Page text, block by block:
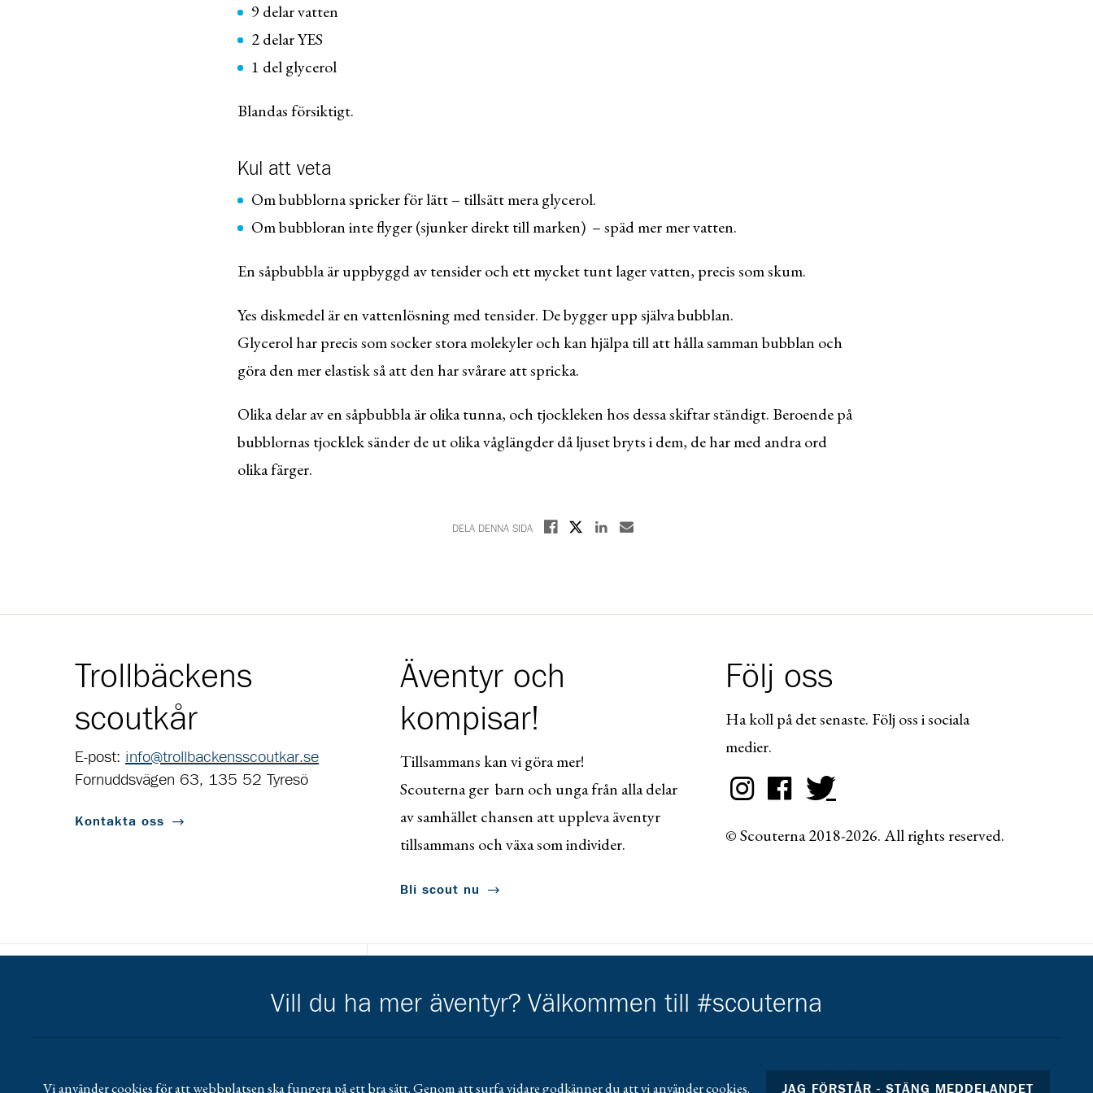
9 delar vatten
2 delar YES
1 del glycerol
Blandas försiktigt.
Kul att veta
Om bubblorna spricker för lätt – tillsätt mera glycerol.
Om bubbloran inte flyger (sjunker direkt till marken) – späd mer mer vatten.
En såpbubbla är uppbyggd av tensider och ett mycket tunt lager vatten, precis som skum.
Yes diskmedel är en vattenlösning med tensider. De bygger upp själva bubblan.
Glycerol har precis som socker stora molekyler och kan hjälpa till att hålla samman bubblan och
göra den mer elastisk så att den har svårare att spricka.
Olika delar av en såpbubbla är olika tunna, och tjockleken hos dessa skiftar ständigt. Beroende på
bubblornas tjocklek sänder de ut olika våglängder då ljuset bryts i dem, de har med andra ord
olika färger.
DELA DENNA SIDA Dela på Facebook
Dela på XDela på Linkedin
Dela med E-post
Trollbäckens
scoutkår
E-post: info@trollbackensscoutkar.se
Fornuddsvägen 63, 135 52 Tyresö
Kontakta oss
Äventyr och
kompisar!
Tillsammans kan vi göra mer!
Scouterna ger barn och unga från alla delar
av samhället chansen att uppleva äventyr
tillsammans och växa som individer.
Bli scout nu
Följ oss
Ha koll på det senaste. Följ oss i sociala
medier.
© Scouterna 2018-2026. All rights reserved.
Gå till pl_50
Kårkompis
Gå till https://www.transformant.se
Vill du ha mer äventyr? Välkommen till #scouterna
Vi använder cookies för att webbplatsen ska fungera på ett bra sätt. Genom att surfa vidare godkänner du att vi använder cookies. JAG FÖRSTÅR - STÄNG MEDDELANDET